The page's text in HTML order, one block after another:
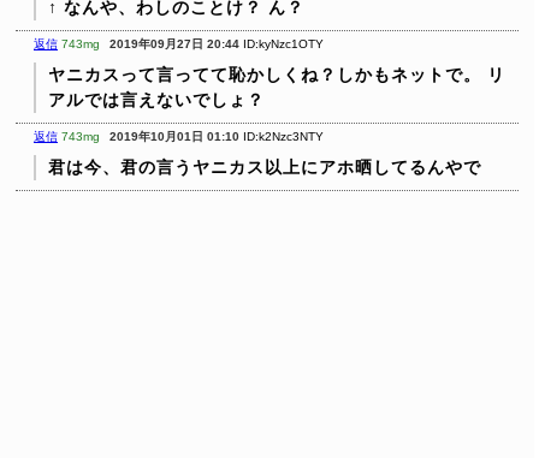
↑ なんや、わしのことけ？ ん？
返信 743mg 2019年09月27日 20:44 ID:kyNzc1OTY
ヤニカスって言ってて恥かしくね？しかもネットで。
リ
アルでは言えないでしょ？
返信 743mg 2019年10月01日 01:10 ID:k2Nzc3NTY
君は今、君の言うヤニカス以上にアホ晒してるんやで